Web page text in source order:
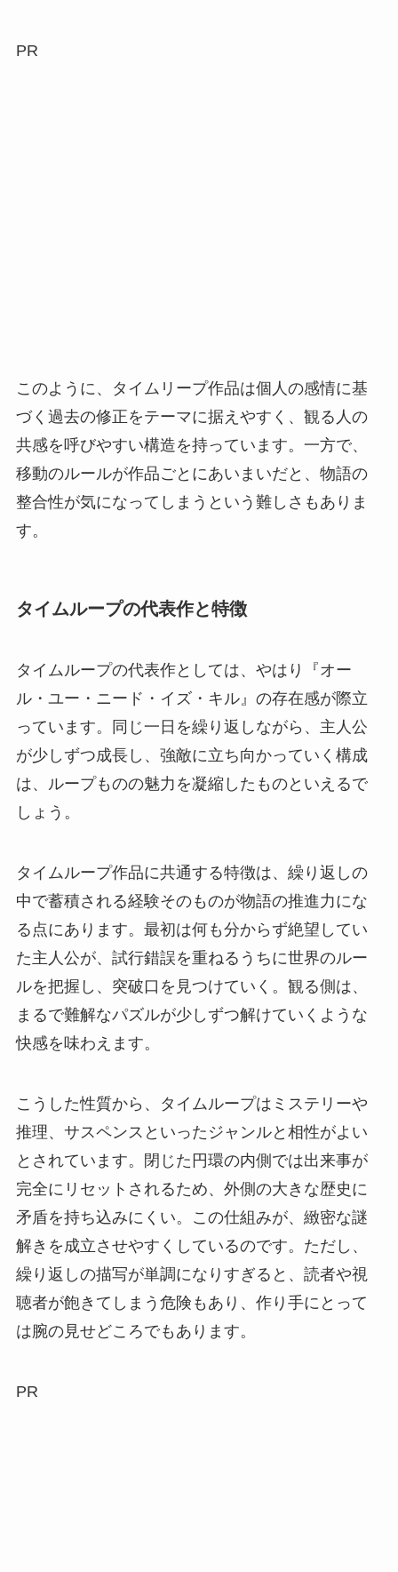
PR
このように、タイムリープ作品は個人の感情に基
づく過去の修正をテーマに据えやすく、観る人の
共感を呼びやすい構造を持っています。一方で、
移動のルールが作品ごとにあいまいだと、物語の
整合性が気になってしまうという難しさもありま
す。
タイムループの代表作と特徴
タイムループの代表作としては、やはり『オー
ル・ユー・ニード・イズ・キル』の存在感が際立
っています。同じ一日を繰り返しながら、主人公
が少しずつ成長し、強敵に立ち向かっていく構成
は、ループものの魅力を凝縮したものといえるで
しょう。
タイムループ作品に共通する特徴は、繰り返しの
中で蓄積される経験そのものが物語の推進力にな
る点にあります。最初は何も分からず絶望してい
た主人公が、試行錯誤を重ねるうちに世界のルー
ルを把握し、突破口を見つけていく。観る側は、
まるで難解なパズルが少しずつ解けていくような
快感を味わえます。
こうした性質から、タイムループはミステリーや
推理、サスペンスといったジャンルと相性がよい
とされています。閉じた円環の内側では出来事が
完全にリセットされるため、外側の大きな歴史に
矛盾を持ち込みにくい。この仕組みが、緻密な謎
解きを成立させやすくしているのです。ただし、
繰り返しの描写が単調になりすぎると、読者や視
聴者が飽きてしまう危険もあり、作り手にとって
は腕の見せどころでもあります。
PR